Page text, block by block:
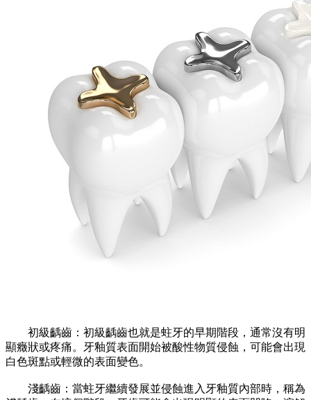
初級齲齒：初級齲齒也就是蛀牙的早期階段，通常沒有明
顯癥狀或疼痛。牙釉質表面開始被酸性物質侵蝕，可能會出現
白色斑點或輕微的表面變色。
淺齲齒：當蛀牙繼續發展並侵蝕進入牙釉質內部時，稱為